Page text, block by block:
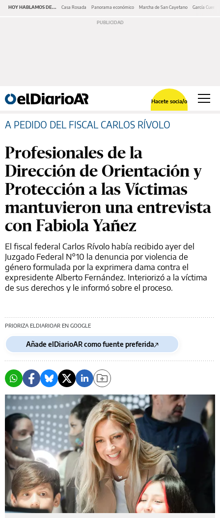
HOY HABLAMOS DE... Casa Rosada Panorama económico Marcha de San Cayetano García Cuerva
Hacete socia/o
A PEDIDO DEL FISCAL CARLOS RÍVOLO
Profesionales de la
Dirección de Orientación y
Protección a las Víctimas
mantuvieron una entrevista
con Fabiola Yañez
El fiscal federal Carlos Rívolo había recibido ayer del
Juzgado Federal N°10 la denuncia por violencia de
género formulada por la exprimera dama contra el
expresidente Alberto Fernández. Interiorizó a la víctima
de sus derechos y le informó sobre el proceso.
PRIORIZA ELDIARIOAR EN GOOGLE
Añade elDiarioAR como fuente preferida